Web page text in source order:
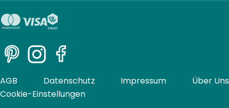
PinterestInstagramFacebook
AGB Datenschutz Impressum
Über Uns
Cookie-Einstellungen